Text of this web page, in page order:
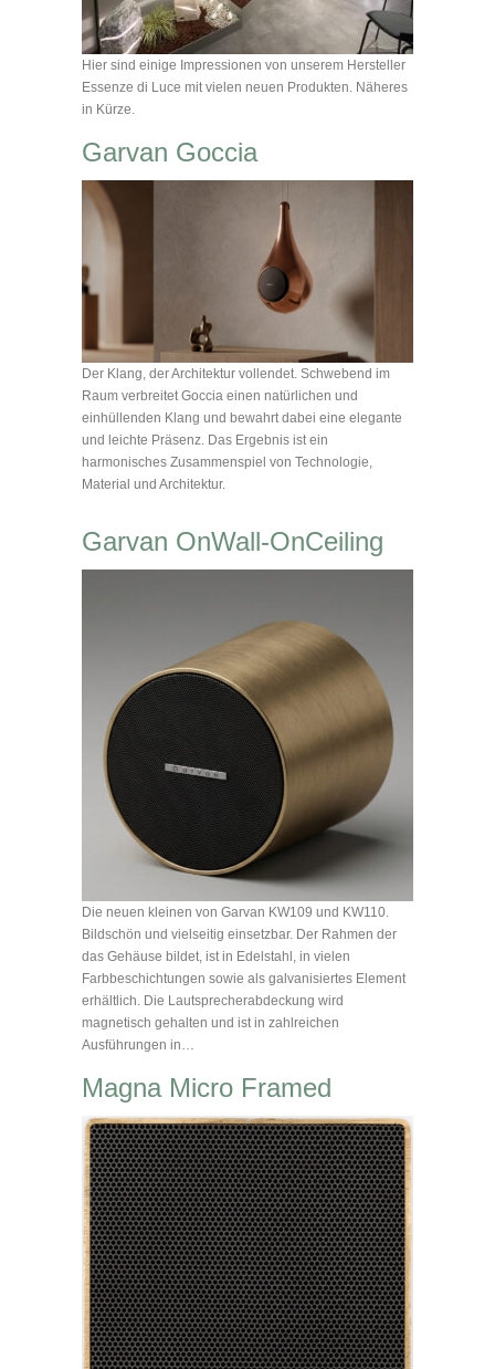
Hier sind einige Impressionen von unserem Hersteller
Essenze di Luce mit vielen neuen Produkten. Näheres
in Kürze.
Garvan Goccia
Der Klang, der Architektur vollendet. Schwebend im
Raum verbreitet Goccia einen natürlichen und
einhüllenden Klang und bewahrt dabei eine elegante
und leichte Präsenz. Das Ergebnis ist ein
harmonisches Zusammenspiel von Technologie,
Material und Architektur.
Garvan OnWall-OnCeiling
Die neuen kleinen von Garvan KW109 und KW110.
Bildschön und vielseitig einsetzbar. Der Rahmen der
das Gehäuse bildet, ist in Edelstahl, in vielen
Farbbeschichtungen sowie als galvanisiertes Element
erhältlich. Die Lautsprecherabdeckung wird
magnetisch gehalten und ist in zahlreichen
Ausführungen in…
Magna Micro Framed